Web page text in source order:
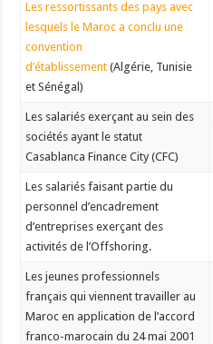
Les ressortissants des pays avec
lesquels le Maroc a conclu une
convention
d’établissement (Algérie, Tunisie
et Sénégal)
Les salariés exerçant au sein des
sociétés ayant le statut
Casablanca Finance City (CFC)
Les salariés faisant partie du
personnel d’encadrement
d’entreprises exerçant des
activités de l’Offshoring.
Les jeunes professionnels
français qui viennent travailler au
Maroc en application de l’accord
franco-marocain du 24 mai 2001